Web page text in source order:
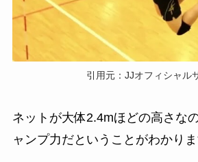
引用元：JJオフィシャル
ネットが大体2.4mほどの高さな
ャンプ力だということがわかりま